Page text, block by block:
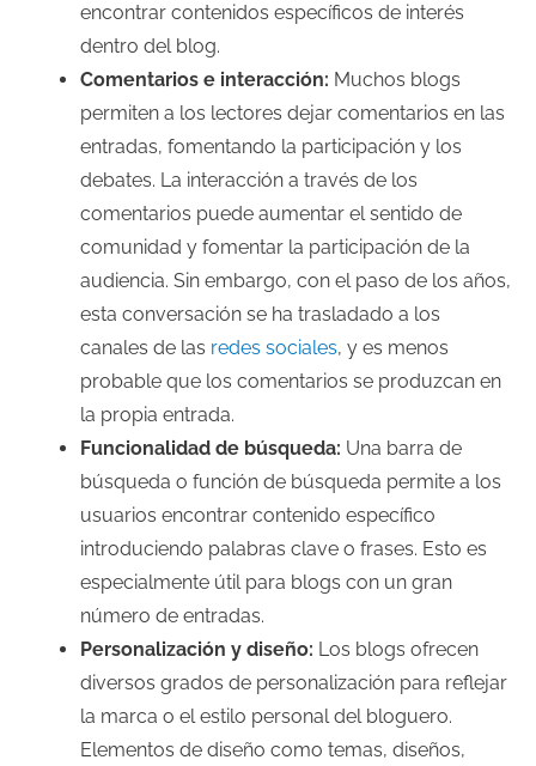
encontrar contenidos específicos de interés
dentro del blog.
Comentarios e interacción: Muchos blogs
permiten a los lectores dejar comentarios en las
entradas, fomentando la participación y los
debates. La interacción a través de los
comentarios puede aumentar el sentido de
comunidad y fomentar la participación de la
audiencia. Sin embargo, con el paso de los años,
esta conversación se ha trasladado a los
canales de las redes sociales, y es menos
probable que los comentarios se produzcan en
la propia entrada.
Funcionalidad de búsqueda: Una barra de
búsqueda o función de búsqueda permite a los
usuarios encontrar contenido específico
introduciendo palabras clave o frases. Esto es
especialmente útil para blogs con un gran
número de entradas.
Personalización y diseño: Los blogs ofrecen
diversos grados de personalización para reflejar
la marca o el estilo personal del bloguero.
Elementos de diseño como temas, diseños,